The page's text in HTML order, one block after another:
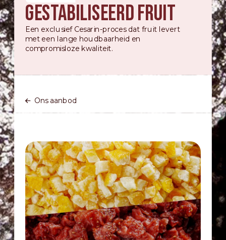
Gestabiliseerd fruit
Een exclusief Cesarin-proces dat fruit levert
met een lange houdbaarheid en
compromisloze kwaliteit.
Ons aanbod